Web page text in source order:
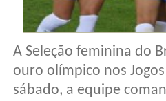
A Seleção feminina do
ouro olímpico nos
sábado, a equipe